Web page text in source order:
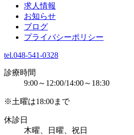
求人情報
お知らせ
ブログ
プライバシーポリシー
tel.048-541-0328
診療時間
9:00～12:00/14:00～18:30
※土曜は18:00まで
休診日
木曜、日曜、祝日